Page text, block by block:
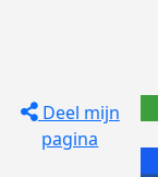
Deel mijn
pagina